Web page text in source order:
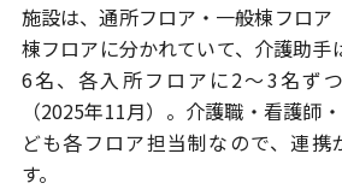
施設は、通所フロア・一般棟フロア
棟フロアに分かれていて、介護助手
6名、各入所フロアに2～3名ず
（2025年11月）。介護職・看護師・
ども各フロア担当制なので、連携
す。